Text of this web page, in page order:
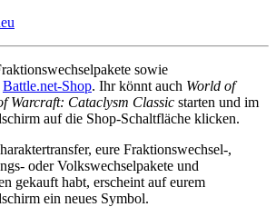
sowie
Battle.net-Shop. Ihr könnt auch World of
Warcraft: Cataclysm Classic starten und im
auf die Shop-Schaltfläche klicken.
eure Fraktionswechsel-,
oder Volkswechselpakete und
gekauft habt, erscheint auf eurem
ein neues Symbol.